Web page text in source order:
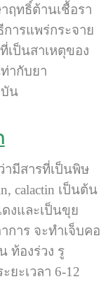
ฤทธิ์ต้านเชื้อรา
การแพร่กระจาย
เป็นสาเหตุของ
ากับยา
บัน
ามีสารที่เป็นพิษ
calactin เป็นต้น
งและเป็นขุย
าร จะทำเจ็บคอ
ท้องร่วง รู
ยะเวลา 6-12